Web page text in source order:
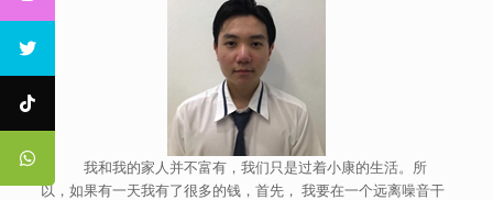
我和我的家人并不富有，我们只是过着小康的生活。所
以，如果有一天我有了很多的钱，首先， 我要在一个远离噪音干